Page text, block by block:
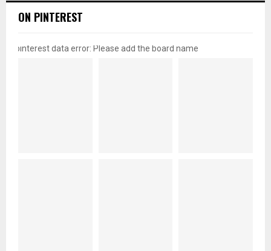
ON PINTEREST
pinterest data error: Please add the board name